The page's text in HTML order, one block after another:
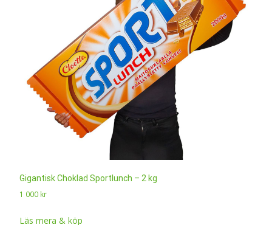
Gigantisk Choklad Sportlunch – 2 kg
1 000 kr
Läs mera & köp